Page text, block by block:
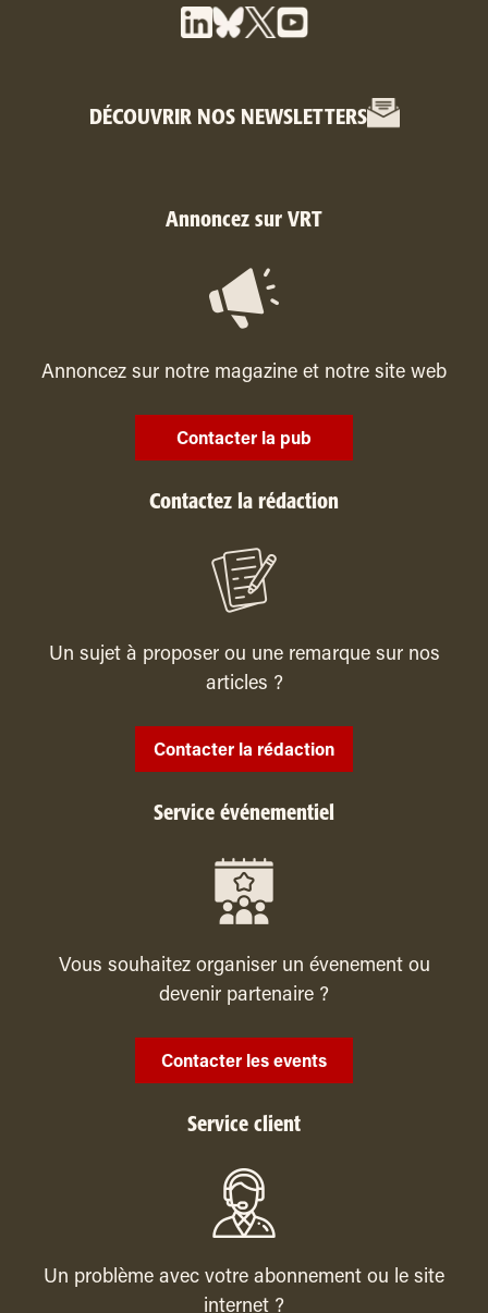
DÉCOUVRIR NOS NEWSLETTERS
Annoncez sur VRT
Annoncez sur notre magazine et notre site web
Contacter la pub
Contactez la rédaction
Un sujet à proposer ou une remarque sur nos
articles ?
Contacter la rédaction
Service événementiel
Vous souhaitez organiser un évenement ou
devenir partenaire ?
Contacter les events
Service client
Un problème avec votre abonnement ou le site
internet ?